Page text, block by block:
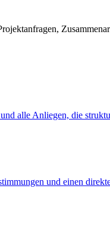
alle Anliegen, die
und einen